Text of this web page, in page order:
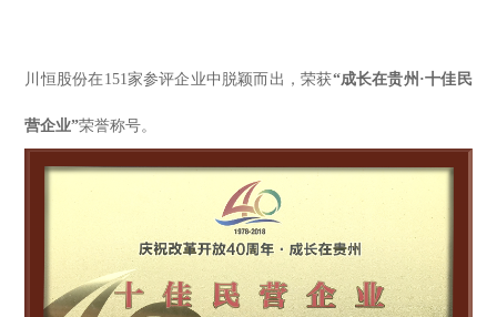
川恒股份在151家参评企业中脱颖而出，荣获“成长在贵州·十佳民
营企业”荣誉称号。